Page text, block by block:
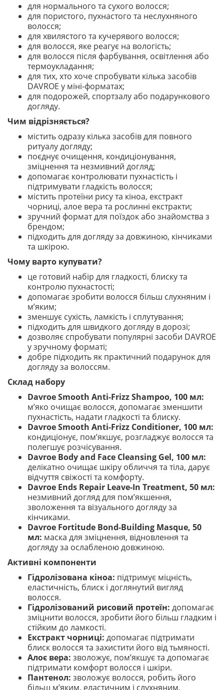
для нормального та сухого волосся;
для пористого, пухнастого та неслухняного
волосся;
для хвилястого та кучерявого волосся;
для волосся, яке реагує на вологість;
для волосся після фарбування, освітлення або
термоукладання;
для тих, хто хоче спробувати кілька засобів
DAVROE у міні-форматах;
для подорожей, спортзалу або подарункового
догляду.
Чим відрізняється?
містить одразу кілька засобів для повного
ритуалу догляду;
поєднує очищення, кондиціонування,
зміцнення та незмивний догляд;
допомагає контролювати пухнастість і
підтримувати гладкість волосся;
містить протеїни рису та кіноа, екстракт
чорниці, алое вера та рослинні екстракти;
зручний формат для поїздок або знайомства з
брендом;
підходить для догляду за довжиною, кінчиками
та шкірою.
Чому варто купувати?
це готовий набір для гладкості, блиску та
контролю пухнастості;
допомагає зробити волосся більш слухняним і
м’яким;
зменшує сухість, ламкість і сплутування;
підходить для швидкого догляду в дорозі;
дозволяє спробувати популярні засоби DAVROE
у зручному форматі;
добре підходить як практичний подарунок для
догляду за волоссям.
Склад набору
Davroe Smooth Anti-Frizz Shampoo, 100 мл:
м’яко очищає волосся, допомагає зменшити
пухнастість, надати гладкості та блиску.
Davroe Smooth Anti-Frizz Conditioner, 100 мл:
кондиціонує, пом’якшує, розгладжує волосся та
полегшує розчісування.
Davroe Body and Face Cleansing Gel, 100 мл:
делікатно очищає шкіру обличчя та тіла, дарує
відчуття свіжості та комфорту.
Davroe Ends Repair Leave-In Treatment, 50 мл:
незмивний догляд для пом’якшення,
зволоження та візуального догляду за
кінчиками.
Davroe Fortitude Bond-Building Masque, 50
мл: маска для зміцнення, відновлення та
догляду за ослабленою довжиною.
Активні компоненти
Гідролізована кіноа: підтримує міцність,
еластичність, блиск і доглянутий вигляд
волосся.
Гідролізований рисовий протеїн: допомагає
зміцнити волосся, зробити його більш гладким і
стійким до ламкості.
Екстракт чорниці: допомагає підтримати
блиск волосся та захистити його від тьмяності.
Алоє вера: зволожує, пом’якшує та допомагає
підтримати комфорт волосся і шкіри.
Пантенол: зволожує волосся, робить його
більш м’яким, еластичним і слухняним.